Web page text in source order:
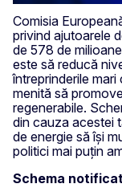
Comisia
privind ajutoarele
de 578 de
este să reducă
întreprinderile
menită să
regenerabile.
din cauza acestei
de energie să își
politici mai puțin
Schema